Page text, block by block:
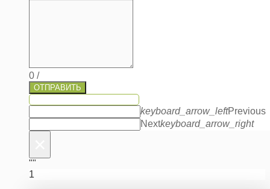
0 /
ОТПРАВИТЬ
keyboard_arrow_leftPrevious
Nextkeyboard_arrow_right
""
1